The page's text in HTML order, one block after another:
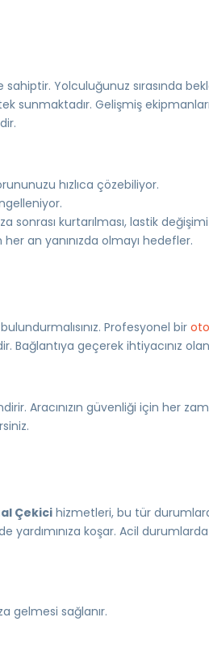
Yolculuğunuz sırasında
sunmaktadır. Gelişmiş
hızlıca çözebiliyor.
sonrası kurtarılması, lastik
an yanınızda olmayı hedefler.
Profesyonel bir
Bağlantıya geçerek ihtiyacınız
Aracınızın güvenliği için her
Çekici hizmetleri, bu tür
yardımınıza koşar. Acil
gelmesi sağlanır.